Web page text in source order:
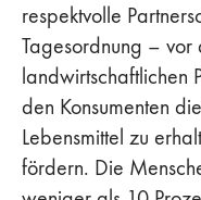
respektvolle
Tagesordnung – vor
landwirtschaftlichen
den Konsumenten
Lebensmittel zu
fördern. Die